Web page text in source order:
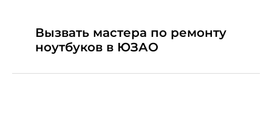
Вызвать мастера по ремонту
ноутбуков в ЮЗАО